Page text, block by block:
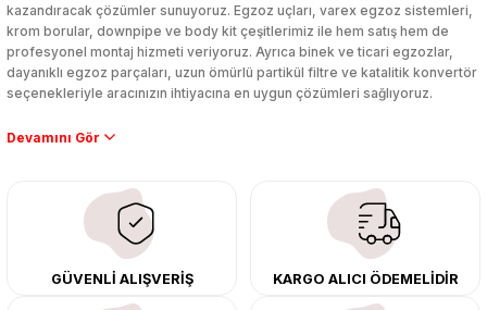
kazandıracak çözümler sunuyoruz. Egzoz uçları, varex egzoz sistemleri,
krom borular, downpipe ve body kit çeşitlerimiz ile hem satış hem de
profesyonel montaj hizmeti veriyoruz. Ayrıca binek ve ticari egzozlar,
dayanıklı egzoz parçaları, uzun ömürlü partikül filtre ve katalitik konvertör
seçenekleriyle aracınızın ihtiyacına en uygun çözümleri sağlıyoruz.
Performans artışı isteyen sürücüler için özel performans egzozları ve
çıkma orijinal ürünler ile yenileyebilir, body kit uygulamalarıyla aracınızın
tasarımını ve aerodinamisini üst seviyeye taşıyabilirsiniz.
Tüm ürünlerimiz orijinal, dayanıklı ve uzun ömürlüdür. İstanbul’daki montaj
merkezimizde profesyonel montaj yapıyor, Türkiye’nin her yerine güvenli
kargo ile teslimat gerçekleştiriyoruz. Aracınıza değer katmak için doğru
GÜVENLİ ALIŞVERİŞ KARGO ALICI ÖDEMELİDİR